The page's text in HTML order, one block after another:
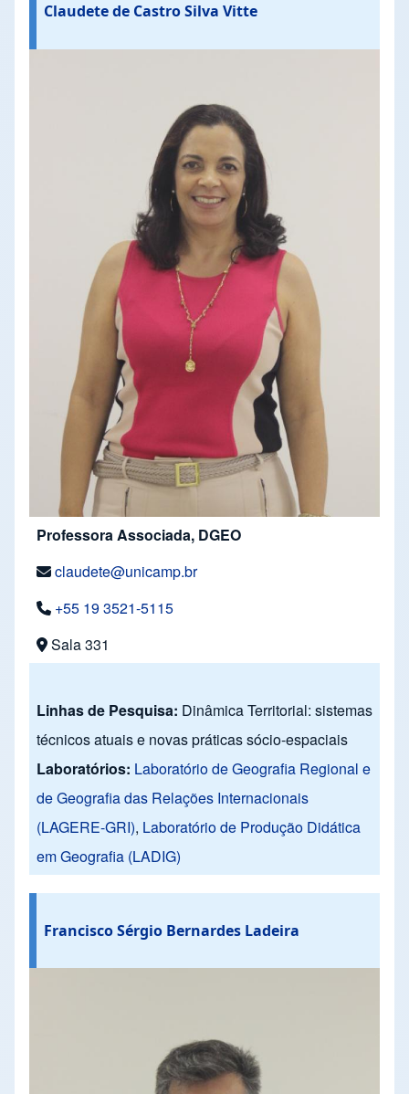
Claudete de Castro Silva Vitte
Professora Associada, DGEO
claudete@unicamp.br
+55 19 3521-5115
Sala 331
Linhas de Pesquisa: Dinâmica Territorial: sistemas
técnicos atuais e novas práticas sócio-espaciais
Laboratórios: Laboratório de Geografia Regional e
de Geografia das Relações Internacionais
(LAGERE-GRI), Laboratório de Produção Didática
em Geografia (LADIG)
Francisco Sérgio Bernardes Ladeira